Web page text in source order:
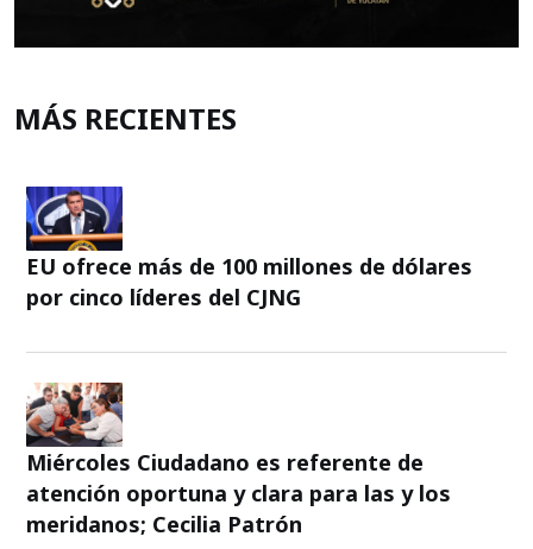
MÁS RECIENTES
EU ofrece más de 100 millones de dólares
por cinco líderes del CJNG
Miércoles Ciudadano es referente de
atención oportuna y clara para las y los
meridanos; Cecilia Patrón